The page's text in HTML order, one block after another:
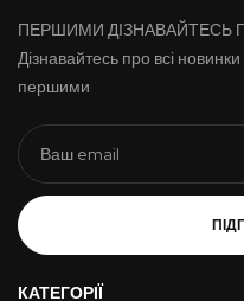
ПЕРШИМИ ДІЗНАВАЙТЕСЬ
Дізнавайтесь про всі
першими
КАТЕГОРІЇ